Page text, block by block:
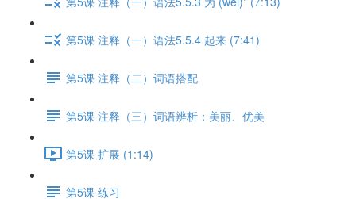
第5课 注释（一）语法5.5.4 起来 (7:41)
第5课 注释（二）词语搭配
第5课 注释（三）词语辨析：美丽、优美
第5课 扩展 (1:14)
第5课 练习